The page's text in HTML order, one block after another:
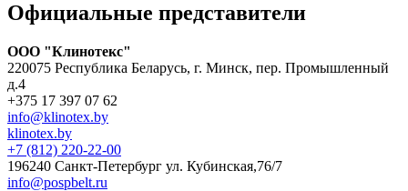
Официальные представители
ООО "Клинотекс"
220075 Республика Беларусь, г. Минск, пер. Промышленный
д.4
+375 17 397 07 62
info@klinotex.by
klinotex.by
+7 (812) 220-22-00
196240 Санкт-Петербург ул. Кубинская,76/7
info@pospbelt.ru